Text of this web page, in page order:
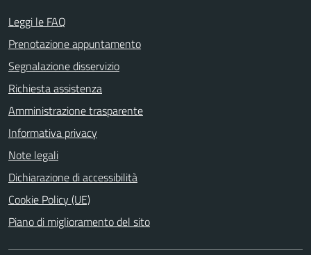
Leggi le FAQ
Prenotazione appuntamento
Segnalazione disservizio
Richiesta assistenza
Amministrazione trasparente
Informativa privacy
Note legali
Dichiarazione di accessibilità
Cookie Policy (UE)
Piano di miglioramento del sito